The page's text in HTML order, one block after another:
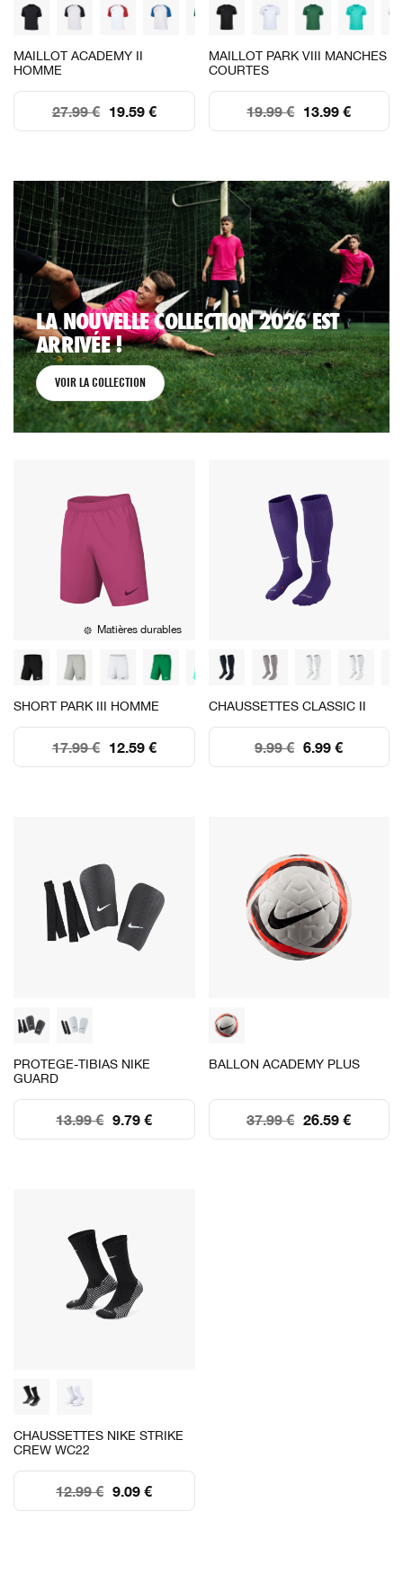
LA NOUVELLE COLLECTION 2026 EST
ARRIVÉE !
VOIR LA COLLECTION
MAILLOT ACADEMY II
HOMME
19.59 €
27.99 €
MAILLOT PARK VIII MANCHES
COURTES
13.99 €
19.99 €
Matières durables
SHORT PARK III HOMME
12.59 €
17.99 €
CHAUSSETTES CLASSIC II
6.99 €
9.99 €
PROTEGE-TIBIAS NIKE
GUARD
9.79 €
13.99 €
BALLON ACADEMY PLUS
26.59 €
37.99 €
CHAUSSETTES NIKE STRIKE
CREW WC22
9.09 €
12.99 €